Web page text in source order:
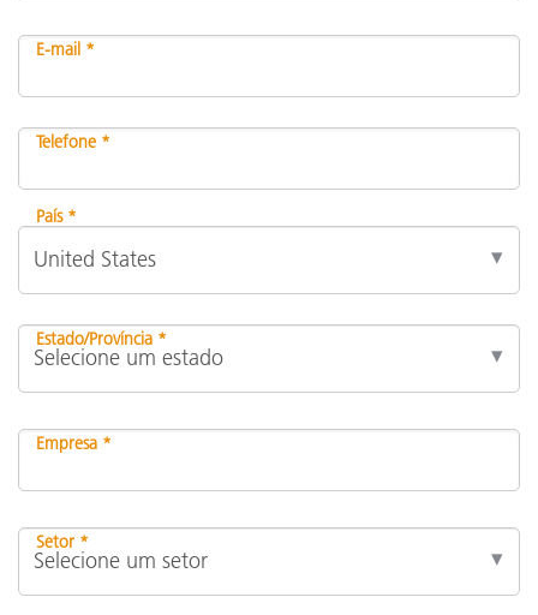
E-mail *
Telefone *
País *
Estado/Província *
Empresa *
Setor *